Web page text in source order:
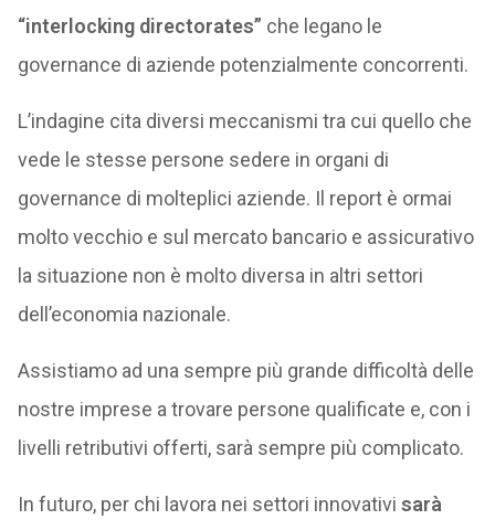
“interlocking directorates” che legano le
governance di aziende potenzialmente concorrenti.
L’indagine cita diversi meccanismi tra cui quello che
vede le stesse persone sedere in organi di
governance di molteplici aziende. Il report è ormai
molto vecchio e sul mercato bancario e assicurativo
la situazione non è molto diversa in altri settori
dell’economia nazionale.
Assistiamo ad una sempre più grande difficoltà delle
nostre imprese a trovare persone qualificate e, con i
livelli retributivi offerti, sarà sempre più complicato.
In futuro, per chi lavora nei settori innovativi sarà